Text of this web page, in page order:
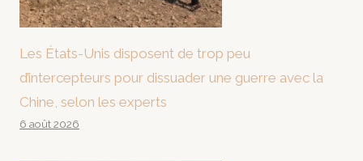
Les États-Unis disposent de trop peu
d’intercepteurs pour dissuader une guerre avec la
Chine, selon les experts
6 août 2026